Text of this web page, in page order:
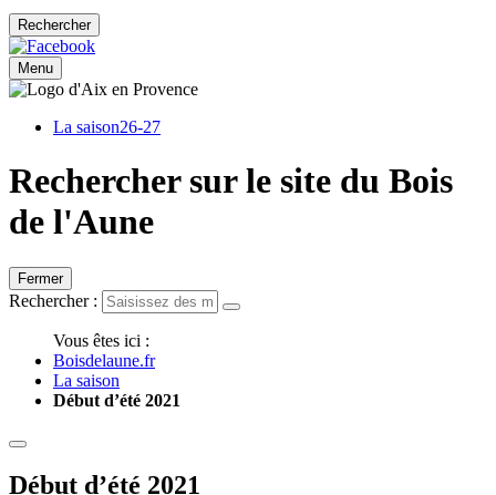
Rechercher
Menu
La saison26-27
Rechercher sur le site du Bois
de l'Aune
Fermer
Rechercher :
Vous êtes ici :
Boisdelaune.fr
La saison
Début d’été 2021
Début d’été 2021